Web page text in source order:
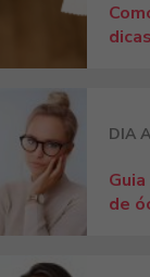
DIA
de